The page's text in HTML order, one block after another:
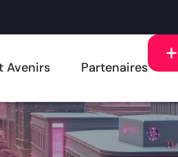
Avenirs Partenaires